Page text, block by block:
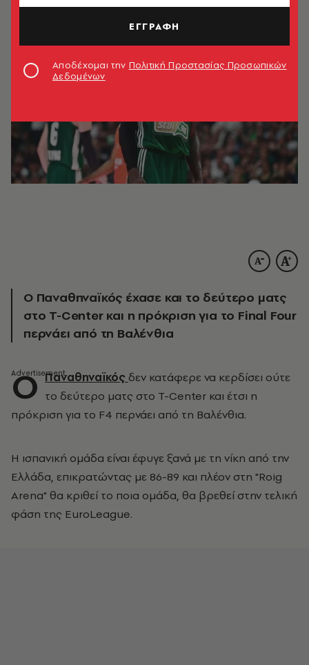
Ο Παναθηναϊκός έχασε και το δεύτερο ματς
στο T-Center και η πρόκριση για το Final Four
περνάει από τη Βαλένθια
Ο Παναθηναϊκός δεν κατάφερε να κερδίσει ούτε
το δεύτερο ματς στο T-Center και έτσι η
πρόκριση για το F4 περνάει από τη Βαλένθια.
Η ισπανική ομάδα είναι έφυγε ξανά με τη νίκη από την
Ελλάδα, επικρατώντας με 86-89 και πλέον στη "Roig
Arena" θα κριθεί το ποια ομάδα, θα βρεθεί στην τελική
φάση της EuroLeague.
ΕΓΓΡΑΦΗ
Αποδέχομαι την Πολιτική Προστασίας Προσωπικών
Δεδομένων